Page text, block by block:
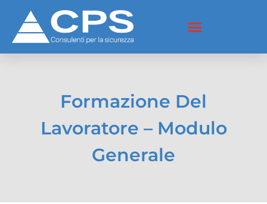
Formazione Del
Lavoratore – Modulo
Generale